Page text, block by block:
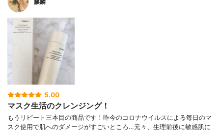
麒麟
5.00
マスク生活のクレンジング！
もうリピート三本目の商品です！昨今のコロナウイルスによる毎日のマ
スク使用で肌へのダメージがすごいところ…元々、生理前後に敏感肌に